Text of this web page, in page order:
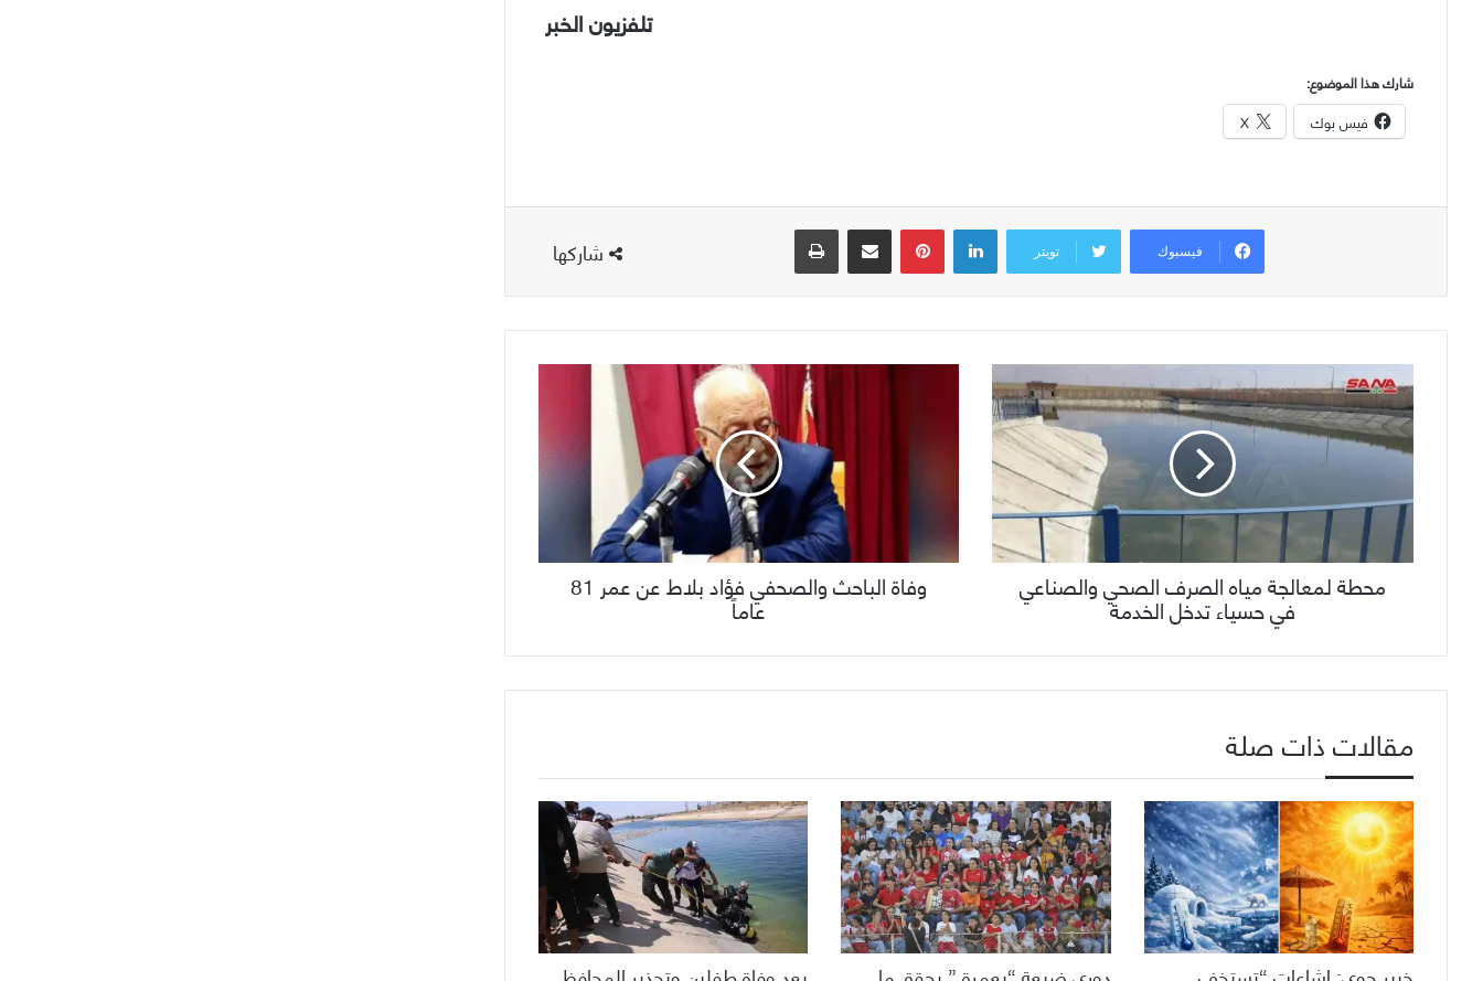
تلفزيون الخبر
شارك هذا الموضوع:
فيس بوك X
شاركها فيسبوك تويتر
لينكدإن بينتيريست مشاركة عبر البريد طباعة
محطة لمعالجة مياه الصرف الصحي والصناعي
في حسياء تدخل الخدمة
وفاة الباحث والصحفي فؤاد بلاط عن عمر 81
عاماً
مقالات ذات صلة